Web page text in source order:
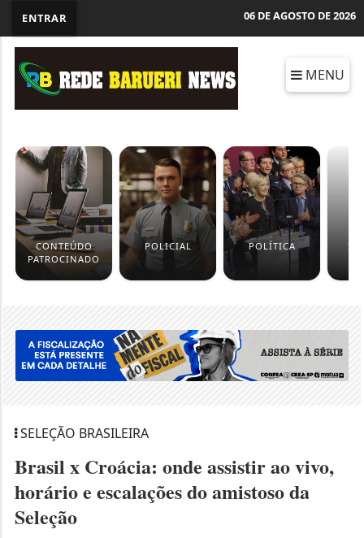
ENTRAR 06 DE AGOSTO DE 2026
MENU
CONTEÚDO
PATROCINADO
POLICIAL POLÍTICA
SELEÇÃO BRASILEIRA
Brasil x Croácia: onde assistir ao vivo,
horário e escalações do amistoso da
Seleção